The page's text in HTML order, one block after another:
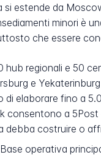
estende da
minori è
che essere
hub regionali e 50
e
di elaborare fino a
consentono a
debba costruire o
Base operativa